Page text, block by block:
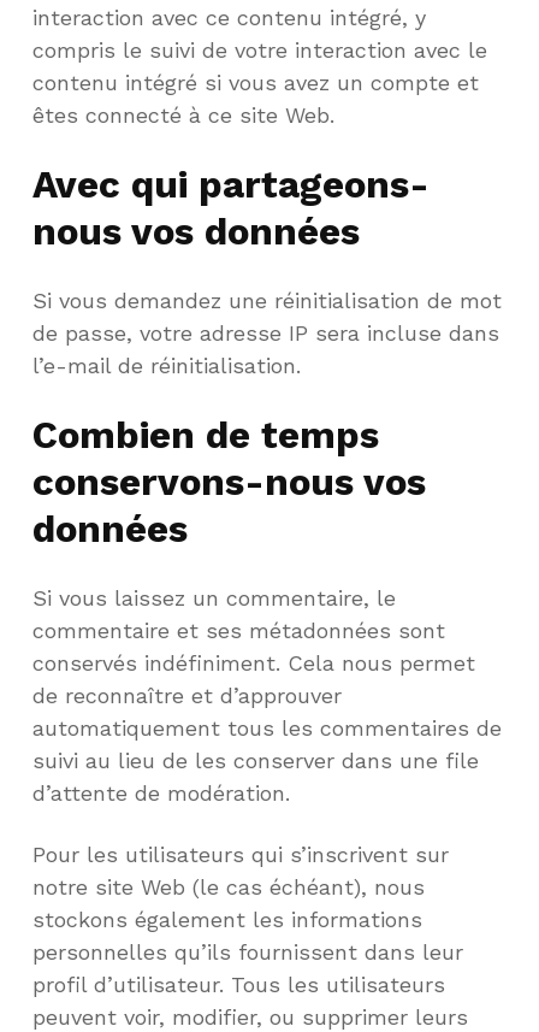
interaction avec ce contenu intégré, y
compris le suivi de votre interaction avec le
contenu intégré si vous avez un compte et
êtes connecté à ce site Web.
Avec qui partageons-
nous vos données
Si vous demandez une réinitialisation de mot
de passe, votre adresse IP sera incluse dans
l’e-mail de réinitialisation.
Combien de temps
conservons-nous vos
données
Si vous laissez un commentaire, le
commentaire et ses métadonnées sont
conservés indéfiniment. Cela nous permet
de reconnaître et d’approuver
automatiquement tous les commentaires de
suivi au lieu de les conserver dans une file
d’attente de modération.
Pour les utilisateurs qui s’inscrivent sur
notre site Web (le cas échéant), nous
stockons également les informations
personnelles qu’ils fournissent dans leur
profil d’utilisateur. Tous les utilisateurs
peuvent voir, modifier, ou supprimer leurs